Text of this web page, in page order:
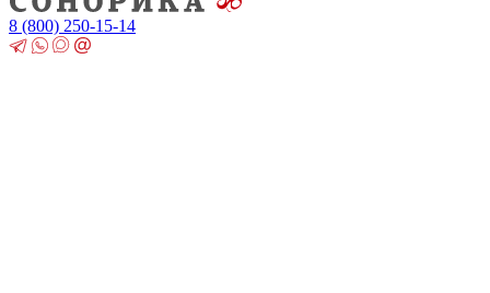
8 (800) 250-15-14